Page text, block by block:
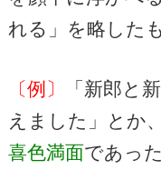
れる」を略した
〔例〕 「新郎と
えました」とか
喜色満面であっ